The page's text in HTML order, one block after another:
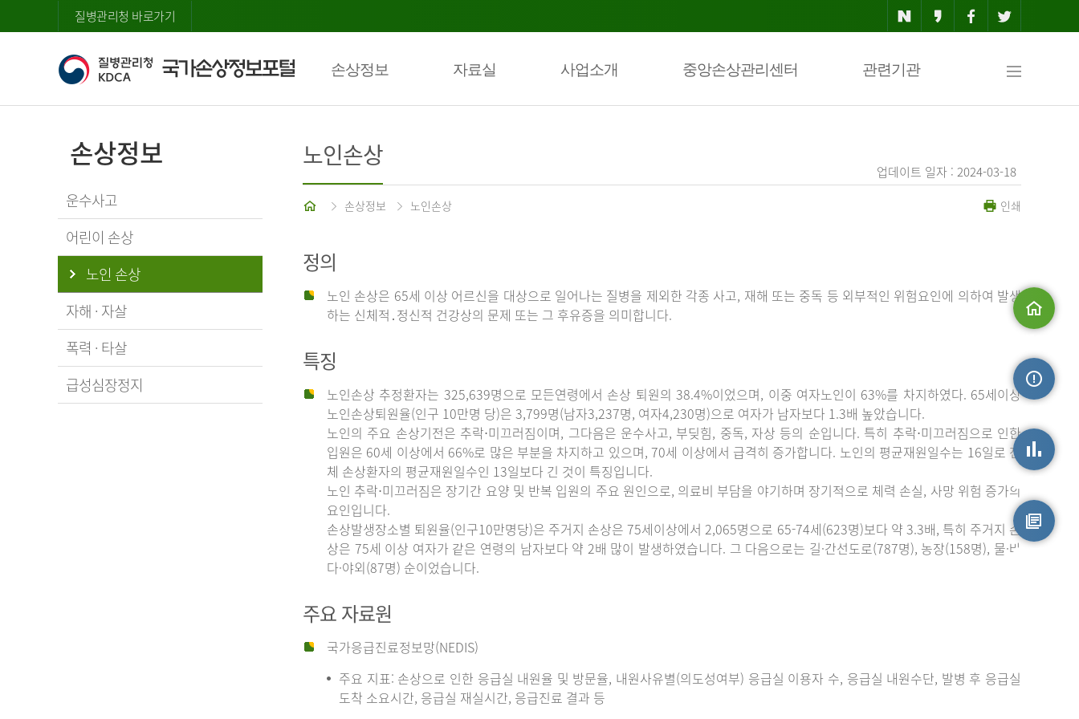
질병관리청 바로가기
손상정보 자료실 사업소개 중앙손상관리센터 관련기관
맵
손상정보
운수사고
어린이 손상
노인 손상
자해 · 자살
폭력 · 타살
급성심장정지
업데이트 일자 : 2024-03-18
노인손상
홈 손상정보 노인손상 인쇄
정의
노인 손상은 65세 이상 어르신을 대상으로 일어나는 질병을 제외한 각종 사고, 재해 또는 중독 등 외부적인 위험요인에 의하여 발생
하는 신체적․정신적 건강상의 문제 또는 그 후유증을 의미합니다.
특징
노인손상 추정환자는 325,639명으로 모든연령에서 손상 퇴원의 38.4%이었으며, 이중 여자노인이 63%를 차지하였다. 65세이상
노인손상퇴원율(인구 10만명 당)은 3,799명(남자3,237명, 여자4,230명)으로 여자가 남자보다 1.3배 높았습니다.
노인의 주요 손상기전은 추락⋅미끄러짐이며, 그다음은 운수사고, 부딪힘, 중독, 자상 등의 순입니다. 특히 추락⋅미끄러짐으로 인한
입원은 60세 이상에서 66%로 많은 부분을 차지하고 있으며, 70세 이상에서 급격히 증가합니다. 노인의 평균재원일수는 16일로 전
체 손상환자의 평균재원일수인 13일보다 긴 것이 특징입니다.
노인 추락⋅미끄러짐은 장기간 요양 및 반복 입원의 주요 원인으로, 의료비 부담을 야기하며 장기적으로 체력 손실, 사망 위험 증가의
요인입니다.
손상발생장소별 퇴원율(인구10만명당)은 주거지 손상은 75세이상에서 2,065명으로 65-74세(623명)보다 약 3.3배, 특히 주거지 손
상은 75세 이상 여자가 같은 연령의 남자보다 약 2배 많이 발생하였습니다. 그 다음으로는 길·간선도로(787명), 농장(158명), 물·바
다·야외(87명) 순이었습니다.
주요 자료원
국가응급진료정보망(NEDIS)
주요 지표: 손상으로 인한 응급실 내원율 및 방문율, 내원사유별(의도성여부) 응급실 이용자 수, 응급실 내원수단, 발병 후 응급실
도착 소요시간, 응급실 재실시간, 응급진료 결과 등
원시자료